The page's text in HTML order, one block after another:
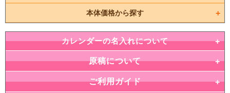
本体価格から探す
カレンダーの名入れについて
原稿について
ご利用ガイド